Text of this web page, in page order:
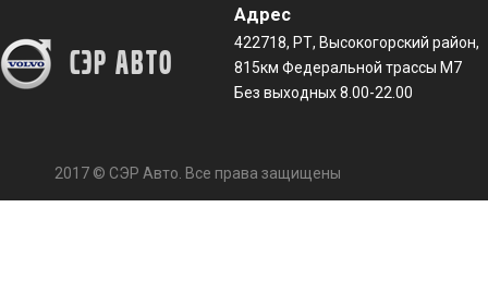
СЭР АВТО
Адрес
422718, РТ, Высокогорский район,
815км Федеральной трассы М7
Без выходных 8.00-22.00
2017 © СЭР Авто. Все права защищены